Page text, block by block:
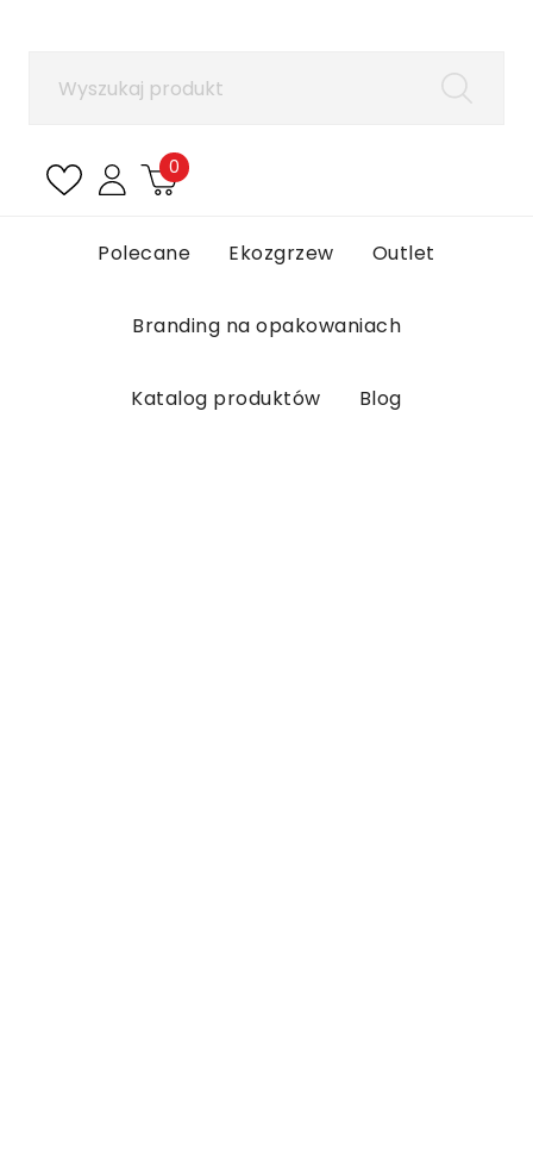
0
Polecane Ekozgrzew Outlet
Branding na opakowaniach
Katalog produktów Blog
Aby zapisać produkty na liście ulubionych, musisz
Anuluj Zaloguj się